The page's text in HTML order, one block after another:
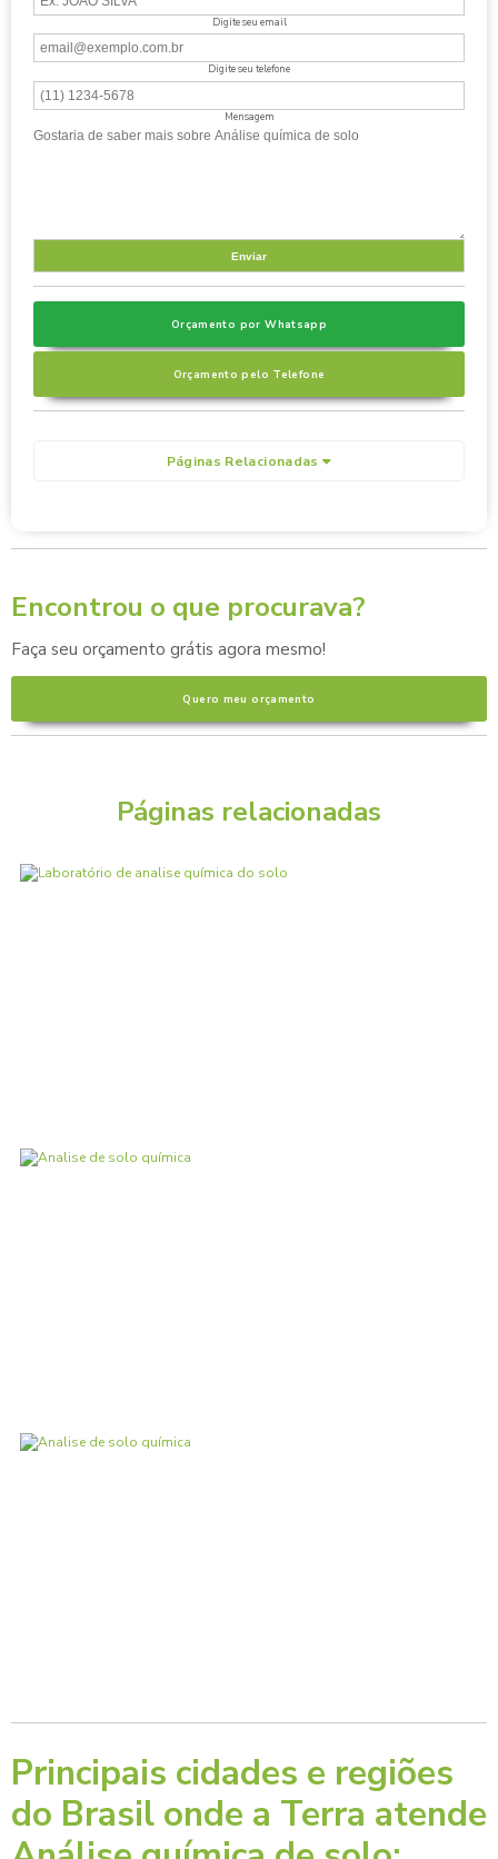
Digite seu email
Digite seu telefone
Mensagem
Orçamento por Whatsapp
Orçamento pelo Telefone
Páginas Relacionadas
Encontrou o que procurava?
Faça seu orçamento grátis agora mesmo!
Quero meu orçamento
Páginas relacionadas
Principais cidades e regiões
do Brasil onde a Terra atende